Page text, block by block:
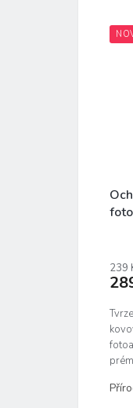
n
V
ý
k
t
239